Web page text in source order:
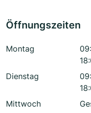
Öffnungszeiten
Montag
Dienstag
Mittwoch